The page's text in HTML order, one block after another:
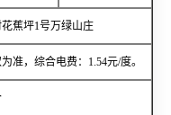
蕉坪1号万绿山庄
准，综合电费：1.54元/度。